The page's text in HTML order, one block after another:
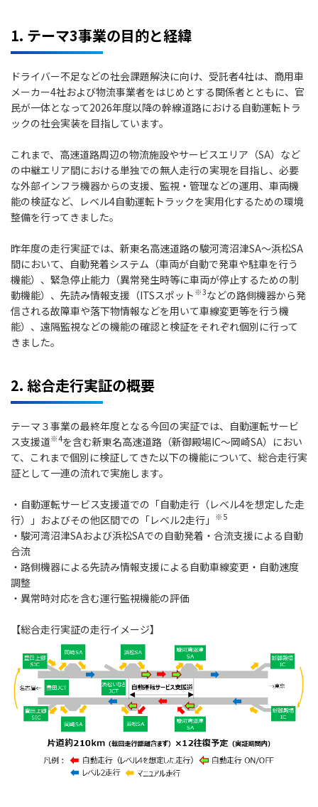
1. テーマ3事業の目的と経緯
ドライバー不足などの社会課題解決に向け、受託者4社は、商用車
メーカー4社および物流事業者をはじめとする関係者とともに、官
民が一体となって2026年度以降の幹線道路における自動運転トラ
ックの社会実装を目指しています。
これまで、高速道路周辺の物流施設やサービスエリア（SA）など
の中継エリア間における単独での無人走行の実現を目指し、必要
な外部インフラ機器からの支援、監視・管理などの運用、車両機
能の検証など、レベル4自動運転トラックを実用化するための環境
整備を行ってきました。
昨年度の走行実証では、新東名高速道路の駿河湾沼津SA～浜松SA
間において、自動発着システム（車両が自動で発車や駐車を行う
機能）、緊急停止能力（異常発生時等に車両が停止するための制
動機能）、先読み情報支援（ITSスポット ※3などの路側機器から発
信される故障車や落下物情報などを用いて車線変更等を行う機
能）、遠隔監視などの機能の確認と検証をそれぞれ個別に行って
きました。
2. 総合走行実証の概要
テーマ３事業の最終年度となる今回の実証では、自動運転サービ
ス支援道※4を含む新東名高速道路（新御殿場IC～岡崎SA）におい
て、これまで個別に検証してきた以下の機能について、総合走行実
証として一連の流れで実施します。
・自動運転サービス支援道での「自動走行（レベル4を想定した走
行）」およびその他区間での「レベル2走行」
※5
・駿河湾沼津SAおよび浜松SAでの自動発着・合流支援による自動
合流
・路側機器による先読み情報支援による自動車線変更・自動速度
調整
・異常時対応を含む運行監視機能の評価
【総合走行実証の走行イメージ】